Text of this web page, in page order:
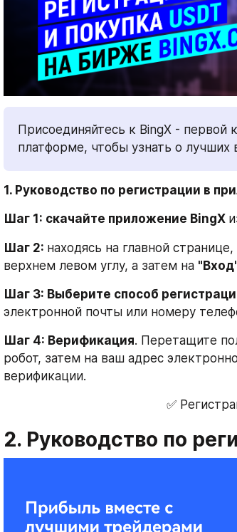
Присоединяйтесь к BingX - первой
платформе, чтобы узнать о лучших
1. Руководство по регистрации в
Шаг 1: скачайте приложение BingX
Шаг 2: находясь на главной
верхнем левом углу, а затем на
Шаг 3: Выберите способ
электронной почты или номеру
Шаг 4: Верификация. Перетащите
робот, затем на ваш адрес
верификации.
✅
2. Руководство по